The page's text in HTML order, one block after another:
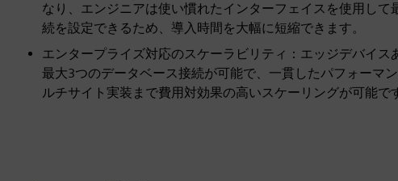
なり、エンジニアは使い慣れたインターフェイスを使用し
続を設定できるため、導入時間を大幅に短縮できます。
エンタープライズ対応のスケーラビリティ：エッジデバイス
最大3つのデータベース接続が可能で、一貫したパフォーマ
ルチサイト実装まで費用対効果の高いスケーリングが可能で